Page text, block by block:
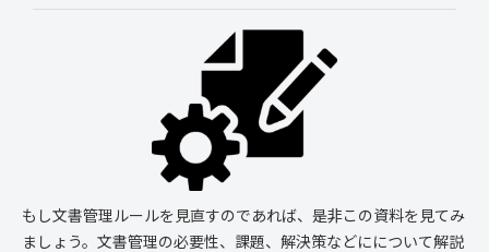
もし文書管理ルールを見直すのであれば、是非この資料を見てみ
ましょう。文書管理の必要性、課題、解決策などにについて解説